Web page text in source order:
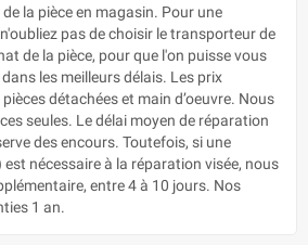
la pièce en magasin. Pour une
pas de choisir le transporteur de
de la pièce, pour que l'on puisse vous
les meilleurs délais. Les prix
détachées et main d’oeuvre. Nous
seules. Le délai moyen de réparation
des encours. Toutefois, si une
nécessaire à la réparation visée, nous
entre 4 à 10 jours. Nos
1 an.